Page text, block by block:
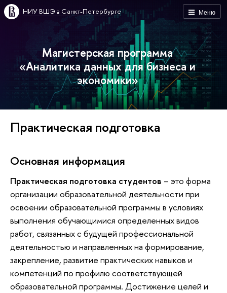
Меню
НИУ ВШЭ в Санкт-Петербурге
Магистерская программа
«Аналитика данных для бизнеса и
экономики»
Практическая подготовка
Основная информация
Практическая подготовка студентов – это форма
организации образовательной деятельности при
освоении образовательной программы в условиях
выполнения обучающимися определенных видов
работ, связанных с будущей профессиональной
деятельностью и направленных на формирование,
закрепление, развитие практических навыков и
компетенций по профилю соответствующей
образовательной программы. Достижение целей и